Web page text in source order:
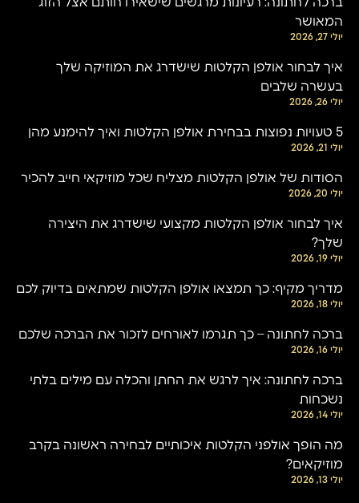
ברכה לחתונה: רעיונות מרגשים שישאירו חותם אצל הזוג
המאושר
יולי 27, 2026
איך לבחור אולפן הקלטות שישדרג את המוזיקה שלך
בעשרה שלבים
יולי 26, 2026
5 טעויות נפוצות בבחירת אולפן הקלטות ואיך להימנע מהן
יולי 21, 2026
הסודות של אולפן הקלטות מצליח שכל מוזיקאי חייב להכיר
יולי 20, 2026
איך לבחור אולפן הקלטות מקצועי שישדרג את היצירה
שלך?
יולי 19, 2026
מדריך מקיף: כך תמצאו אולפן הקלטות שמתאים בדיוק לכם
יולי 18, 2026
ברכה לחתונה – כך תגרמו לאורחים לזכור את הברכה שלכם
יולי 16, 2026
ברכה לחתונה: איך לרגש את החתן והכלה עם מילים בלתי
נשכחות
יולי 14, 2026
מה הופך אולפני הקלטות איכותיים לבחירה ראשונה בקרב
מוזיקאים?
יולי 13, 2026